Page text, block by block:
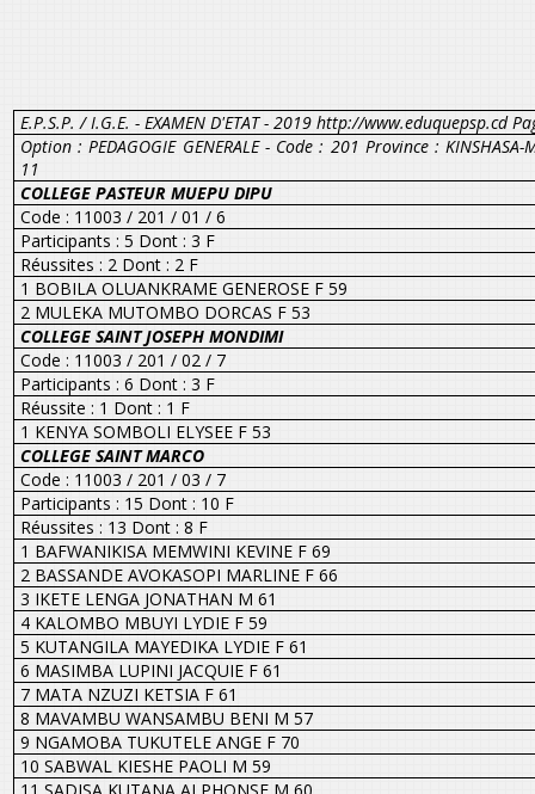
E.P.S.P. / I.G.E. - EXAMEN D'ETAT - 2019 http://www.eduquepsp.cd
Option : PEDAGOGIE GENERALE - Code : 201 Province :
11
COLLEGE PASTEUR MUEPU DIPU
Code : 11003 / 201 / 01 / 6
Participants : 5 Dont : 3 F
Réussites : 2 Dont : 2 F
1 BOBILA OLUANKRAME GENEROSE F 59
2 MULEKA MUTOMBO DORCAS F 53
COLLEGE SAINT JOSEPH MONDIMI
Code : 11003 / 201 / 02 / 7
Participants : 6 Dont : 3 F
Réussite : 1 Dont : 1 F
1 KENYA SOMBOLI ELYSEE F 53
COLLEGE SAINT MARCO
Code : 11003 / 201 / 03 / 7
Participants : 15 Dont : 10 F
Réussites : 13 Dont : 8 F
1 BAFWANIKISA MEMWINI KEVINE F 69
2 BASSANDE AVOKASOPI MARLINE F 66
3 IKETE LENGA JONATHAN M 61
4 KALOMBO MBUYI LYDIE F 59
5 KUTANGILA MAYEDIKA LYDIE F 61
6 MASIMBA LUPINI JACQUIE F 61
7 MATA NZUZI KETSIA F 61
8 MAVAMBU WANSAMBU BENI M 57
9 NGAMOBA TUKUTELE ANGE F 70
10 SABWAL KIESHE PAOLI M 59